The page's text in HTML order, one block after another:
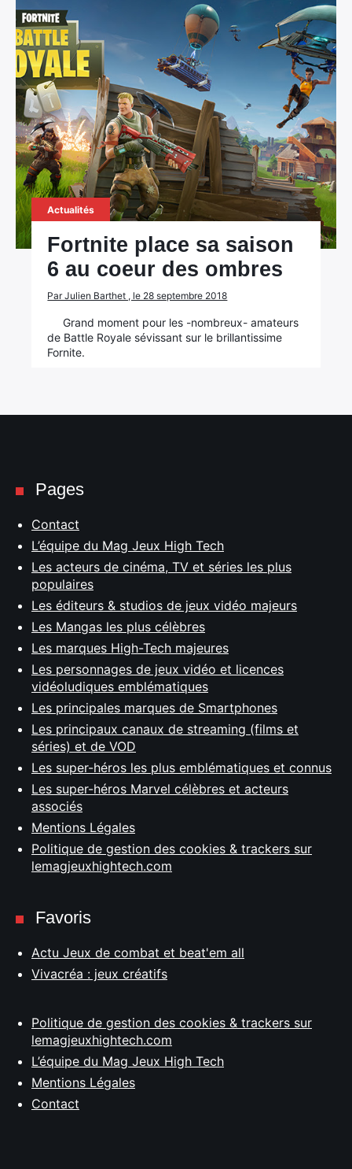
Actualités
Fortnite place sa saison
6 au coeur des ombres
Par Julien Barthet , le 28 septembre 2018
Grand moment pour les -nombreux- amateurs
de Battle Royale sévissant sur le brillantissime
Fornite.
Pages
Contact
L’équipe du Mag Jeux High Tech
Les acteurs de cinéma, TV et séries les plus
populaires
Les éditeurs & studios de jeux vidéo majeurs
Les Mangas les plus célèbres
Les marques High-Tech majeures
Les personnages de jeux vidéo et licences
vidéoludiques emblématiques
Les principales marques de Smartphones
Les principaux canaux de streaming (films et
séries) et de VOD
Les super-héros les plus emblématiques et connus
Les super-héros Marvel célèbres et acteurs
associés
Mentions Légales
Politique de gestion des cookies & trackers sur
lemagjeuxhightech.com
Favoris
Actu Jeux de combat et beat'em all
Vivacréa : jeux créatifs
Politique de gestion des cookies & trackers sur
lemagjeuxhightech.com
L’équipe du Mag Jeux High Tech
Mentions Légales
Contact